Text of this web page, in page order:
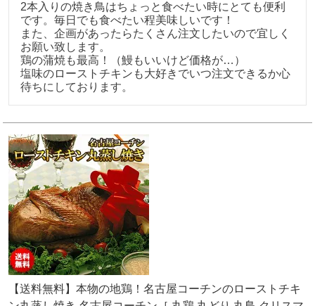
2本入りの焼き鳥はちょっと食べたい時にとても便利
です。毎日でも食べたい程美味しいです！
また、企画があったらたくさん注文したいので宜しく
お願い致します。
鶏の蒲焼も最高！（鰻もいいけど価格が…）
塩味のローストチキンも大好きでいつ注文できるか心
待ちにしております。
【送料無料】本物の地鶏！名古屋コーチンのローストチキ